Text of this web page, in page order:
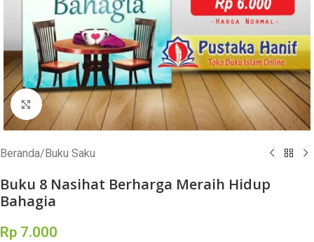
Click to enlarge
Beranda/Buku Saku
Buku 8 Nasihat Berharga Meraih Hidup
Bahagia
Rp 7.000